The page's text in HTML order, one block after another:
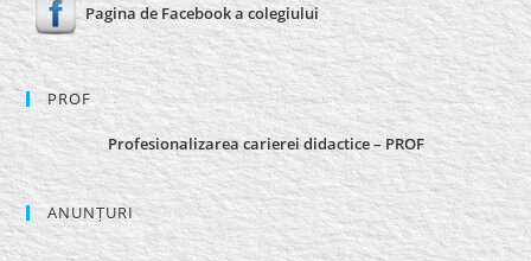
Pagina de Facebook a colegiului
PROF
Profesionalizarea carierei didactice – PROF
ANUNȚURI